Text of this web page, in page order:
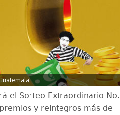
el Sorteo Extraordinario No.
y reintegros más de